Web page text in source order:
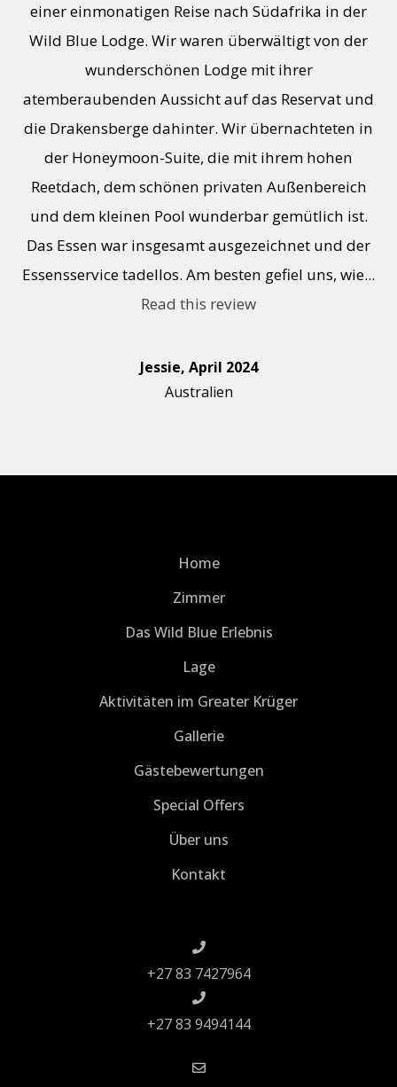
einer einmonatigen Reise nach Südafrika in der
Wild Blue Lodge. Wir waren überwältigt von der
wunderschönen Lodge mit ihrer
atemberaubenden Aussicht auf das Reservat und
die Drakensberge dahinter. Wir übernachteten in
der Honeymoon-Suite, die mit ihrem hohen
Reetdach, dem schönen privaten Außenbereich
und dem kleinen Pool wunderbar gemütlich ist.
Das Essen war insgesamt ausgezeichnet und der
Essensservice tadellos. Am besten gefiel uns, wie...
Read this review
Jessie, April 2024
Australien
Home
Zimmer
Das Wild Blue Erlebnis
Lage
Aktivitäten im Greater Krüger
Gallerie
Gästebewertungen
Special Offers
Über uns
Kontakt
+27 83 7427964
+27 83 9494144